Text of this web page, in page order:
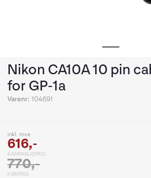
Nikon CA10A 10 pin
for GP-1a
Varenr: 104691
inkl. mva
616,-
KAMPANJEPRIS
770,-
FØRPRIS